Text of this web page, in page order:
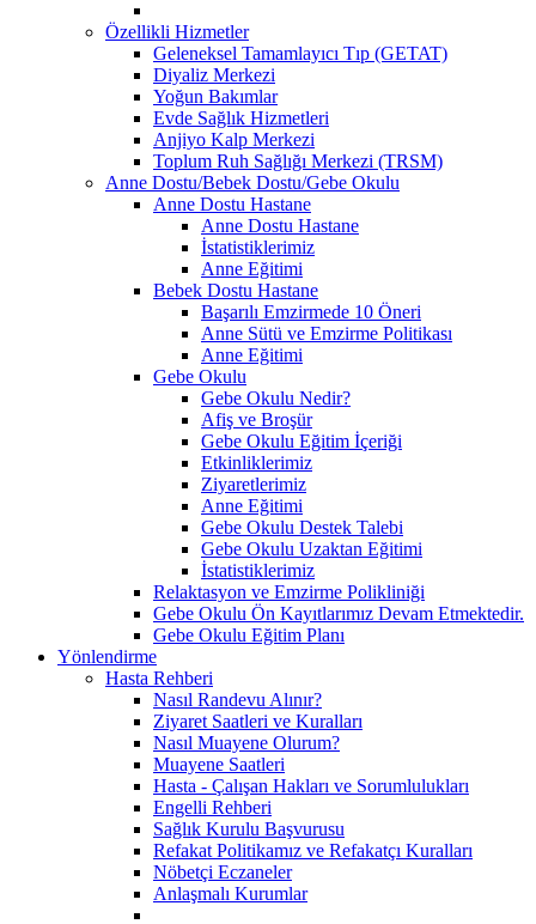
Özellikli Hizmetler
Geleneksel Tamamlayıcı Tıp (GETAT)
Diyaliz Merkezi
Yoğun Bakımlar
Evde Sağlık Hizmetleri
Anjiyo Kalp Merkezi
Toplum Ruh Sağlığı Merkezi (TRSM)
Anne Dostu/Bebek Dostu/Gebe Okulu
Anne Dostu Hastane
Anne Dostu Hastane
İstatistiklerimiz
Anne Eğitimi
Bebek Dostu Hastane
Başarılı Emzirmede 10 Öneri
Anne Sütü ve Emzirme Politikası
Anne Eğitimi
Gebe Okulu
Gebe Okulu Nedir?
Afiş ve Broşür
Gebe Okulu Eğitim İçeriği
Etkinliklerimiz
Ziyaretlerimiz
Anne Eğitimi
Gebe Okulu Destek Talebi
Gebe Okulu Uzaktan Eğitimi
İstatistiklerimiz
Relaktasyon ve Emzirme Polikliniği
Gebe Okulu Ön Kayıtlarımız Devam Etmektedir.
Gebe Okulu Eğitim Planı
Yönlendirme
Hasta Rehberi
Nasıl Randevu Alınır?
Ziyaret Saatleri ve Kuralları
Nasıl Muayene Olurum?
Muayene Saatleri
Hasta - Çalışan Hakları ve Sorumlulukları
Engelli Rehberi
Sağlık Kurulu Başvurusu
Refakat Politikamız ve Refakatçı Kuralları
Nöbetçi Eczaneler
Anlaşmalı Kurumlar